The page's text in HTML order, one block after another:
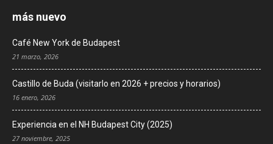
más nuevo
Café New York de Budapest
21 marzo, 2026
Castillo de Buda (visitarlo en 2026 + precios y horarios)
16 enero, 2026
Experiencia en el NH Budapest City (2025)
27 noviembre, 2025